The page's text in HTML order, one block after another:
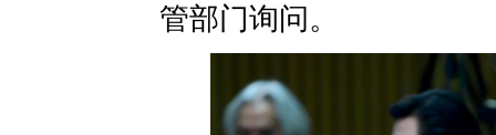
管部门询问。